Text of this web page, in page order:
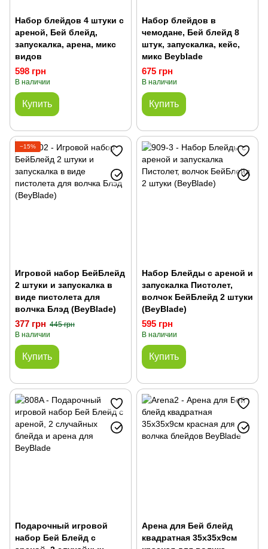
Набор блейдов 4 штуки с
ареной, Бей блейд,
запускалка, арена, микс
видов
598 грн
В наличии
Купить
Набор блейдов в
чемодане, Бей блейд 8
штук, запускалка, кейс,
микс Beyblade
675 грн
В наличии
Купить
−15%
Игровой набор БейБлейд
2 штуки и запускалка в
виде пистолета для
волчка Блэд (BeyBlade)
377 грн 445 грн
В наличии
Купить
Набор Блейды с ареной и
запускалка Пистолет,
волчок БейБлейд 2 штуки
(BeyBlade)
595 грн
В наличии
Купить
Подарочный игровой
набор Бей Блейд с
Арена для Бей блейд
квадратная 35х35х9см